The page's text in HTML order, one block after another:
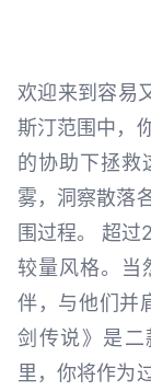
欢迎来到容易
斯汀范围中，
的协助下拯救
雾，洞察散落
围过程。 超过
较量风格。当
伴，与他们并
剑传说》是
里，你将作为